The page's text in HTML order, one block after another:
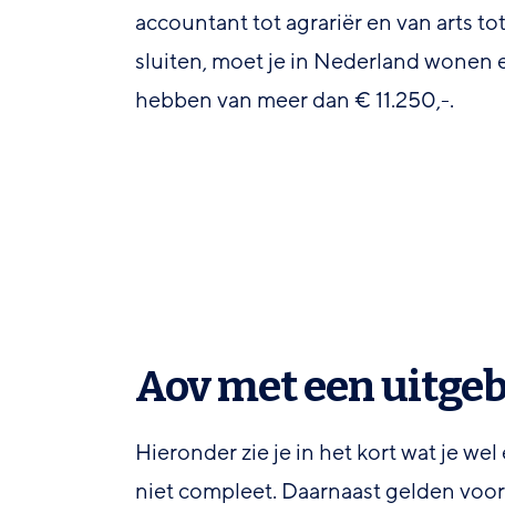
accountant tot agrariër en van arts
sluiten, moet je in Nederland wonen
hebben van meer dan € 11.250,-.
Aov met een
Hieronder zie je in het kort wat je
niet compleet. Daarnaast gelden